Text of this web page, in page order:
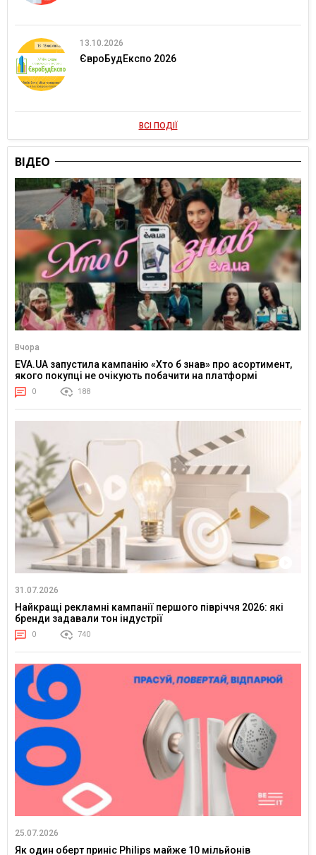
13.10.2026
ЄвроБудЕкспо 2026
ВСІ ПОДІЇ
ВІДЕО
Вчора
EVA.UA запустила кампанію «Хто б знав» про асортимент,
якого покупці не очікують побачити на платформі
0 188
31.07.2026
Найкращі рекламні кампанії першого півріччя 2026: які
бренди задавали тон індустрії
0 740
25.07.2026
Як один оберт приніс Philips майже 10 мільйонів